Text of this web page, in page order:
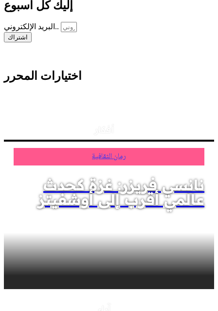
إليك كل أسبوع
البريد الإلكتروني..
اشتراك
اختيارات المحرر
رمان الثقافية
نانسي فريزر: غزة كحدث
عالمي أقرب إلى أوشفيتز